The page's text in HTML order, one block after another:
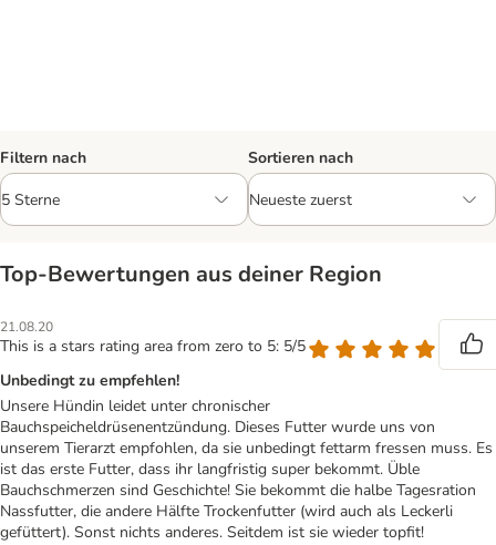
Filtern nach Sortieren nach
Top‑Bewertungen aus deiner Region
21.08.20
This is a stars rating area from zero to 5: 5/5
Unbedingt zu empfehlen!
Unsere Hündin leidet unter chronischer
Bauchspeicheldrüsenentzündung. Dieses Futter wurde uns von
unserem Tierarzt empfohlen, da sie unbedingt fettarm fressen muss. Es
ist das erste Futter, dass ihr langfristig super bekommt. Üble
Bauchschmerzen sind Geschichte! Sie bekommt die halbe Tagesration
Nassfutter, die andere Hälfte Trockenfutter (wird auch als Leckerli
gefüttert). Sonst nichts anderes. Seitdem ist sie wieder topfit!